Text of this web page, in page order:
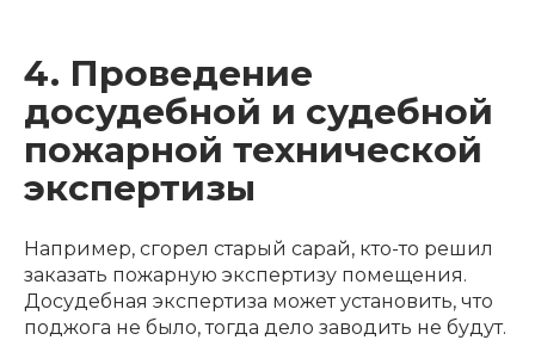
4. Проведение
досудебной и судебной
пожарной технической
экспертизы
Например, сгорел старый сарай, кто-то решил
заказать пожарную экспертизу помещения.
Досудебная экспертиза может установить, что
поджога не было, тогда дело заводить не будут.